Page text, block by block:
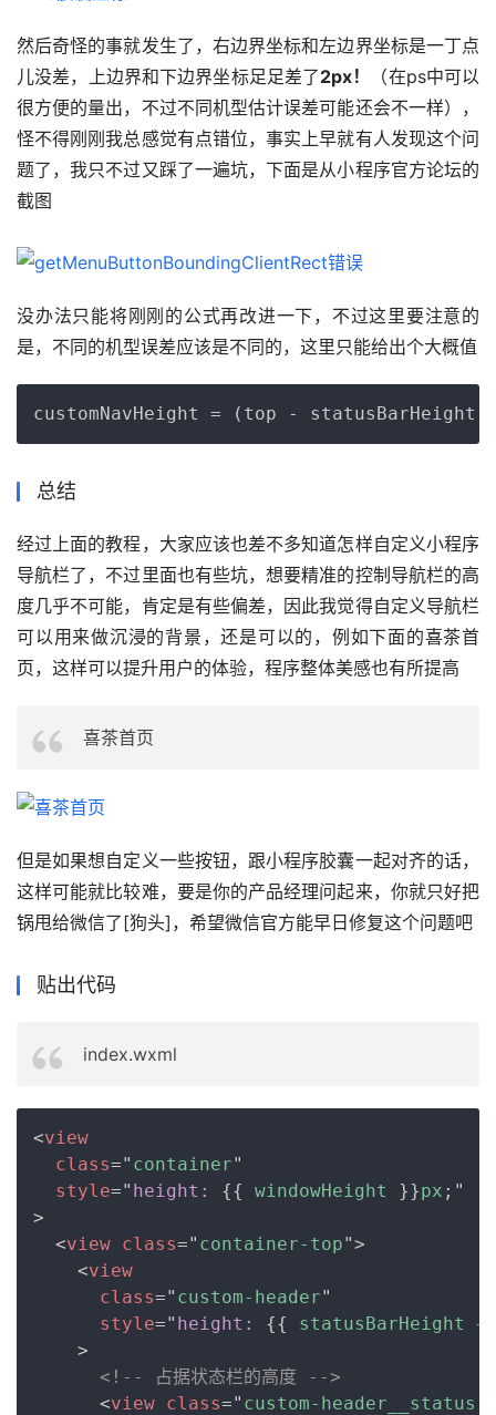
然后奇怪的事就发生了，右边界坐标和左边界坐标是一丁点
儿没差，上边界和下边界坐标足足差了2px！
（在ps中可以
很方便的量出，不过不同机型估计误差可能还会不一样），
怪不得刚刚我总感觉有点错位，事实上早就有人发现这个问
题了，我只不过又踩了一遍坑，下面是从小程序官方论坛的
截图
没办法只能将刚刚的公式再改进一下，不过这里要注意的
是，不同的机型误差应该是不同的，这里只能给出个大概值
Copy
总结
经过上面的教程，大家应该也差不多知道怎样自定义小程序
导航栏了，不过里面也有些坑，想要精准的控制导航栏的高
度几乎不可能，肯定是有些偏差，因此我觉得自定义导航栏
可以用来做沉浸的背景，还是可以的，例如下面的喜茶首
页，这样可以提升用户的体验，程序整体美感也有所提高
喜茶首页
但是如果想自定义一些按钮，跟小程序胶囊一起对齐的话，
这样可能就比较难，要是你的产品经理问起来，你就只好把
锅甩给微信了[狗头]，希望微信官方能早日修复这个问题吧
贴出代码
index.wxml
<view
class=" container"
style=" height: {{ windowHeight }}px ; "
>
<view class=" container-top">
<view
class=" custom-header"
style=" height: {{
statusBarHeight
>
<!-- 占据状态栏的高度 -->
<view class=" custom-header__status-